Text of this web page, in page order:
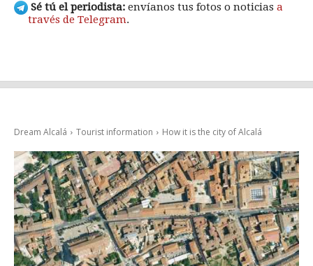
Sé tú el periodista: envíanos tus fotos o noticias a
través de Telegram.